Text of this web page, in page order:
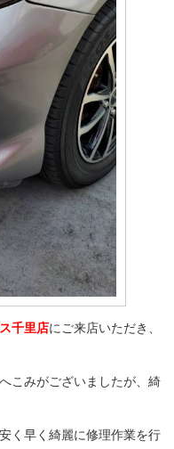
千里店にご来店いただき、
こみがございましたが、綺
く早く綺麗に修理作業を行